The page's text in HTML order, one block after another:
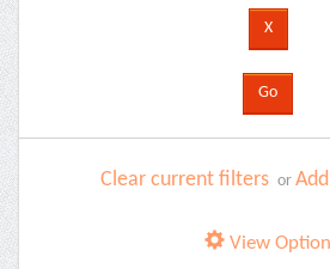
Clear current filters or
View Option